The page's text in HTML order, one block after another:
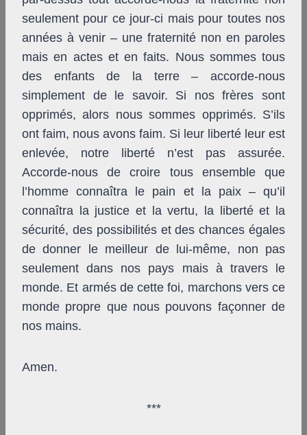
seulement pour ce jour-ci mais pour toutes nos
années à venir – une fraternité non en paroles
mais en actes et en faits. Nous sommes tous
des enfants de la terre – accorde-nous
simplement de le savoir. Si nos frères sont
opprimés, alors nous sommes opprimés. S’ils
ont faim, nous avons faim. Si leur liberté leur est
enlevée, notre liberté n’est pas assurée.
Accorde-nous de croire tous ensemble que
l’homme connaîtra le pain et la paix – qu’il
connaîtra la justice et la vertu, la liberté et la
sécurité, des possibilités et des chances égales
de donner le meilleur de lui-même, non pas
seulement dans nos pays mais à travers le
monde. Et armés de cette foi, marchons vers ce
monde propre que nous pouvons façonner de
nos mains.
Amen.
***